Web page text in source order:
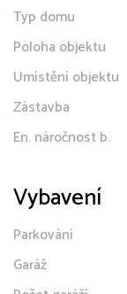
Typ domu
Poloha objektu
Umístění objektu
Zástavba
En. náročnost b.
Vybavení
Parkování
Garáž